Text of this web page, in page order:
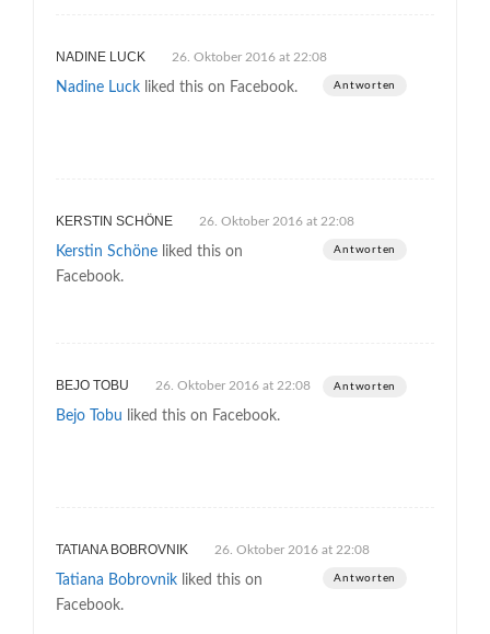
NADINE LUCK 26. Oktober 2016 at 22:08
Antworten
Nadine Luck liked this on Facebook.
KERSTIN SCHÖNE 26. Oktober 2016 at 22:08
Antworten
Kerstin Schöne liked this on
Facebook.
BEJO TOBU 26. Oktober 2016 at 22:08 Antworten
Bejo Tobu liked this on Facebook.
TATIANA BOBROVNIK 26. Oktober 2016 at 22:08
Antworten
Tatiana Bobrovnik liked this on
Facebook.